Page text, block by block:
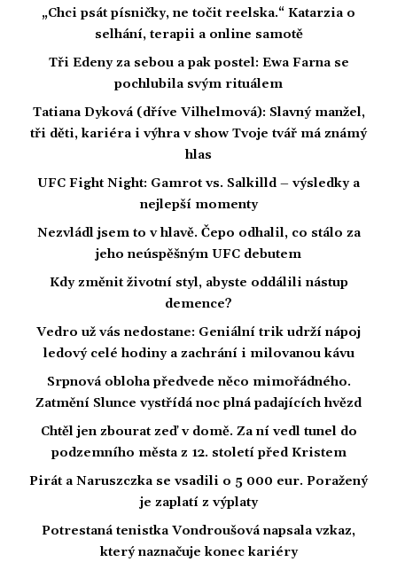
„Chci psát písničky, ne točit reelska.“ Katarzia o
selhání, terapii a online samotě
Tři Edeny za sebou a pak postel: Ewa Farna se
pochlubila svým rituálem
Tatiana Dyková (dříve Vilhelmová): Slavný manžel,
tři děti, kariéra i výhra v show Tvoje tvář má známý
hlas
UFC Fight Night: Gamrot vs. Salkilld – výsledky a
nejlepší momenty
Nezvládl jsem to v hlavě. Čepo odhalil, co stálo za
jeho neúspěšným UFC debutem
Kdy změnit životní styl, abyste oddálili nástup
demence?
Vedro už vás nedostane: Geniální trik udrží nápoj
ledový celé hodiny a zachrání i milovanou kávu
Srpnová obloha předvede něco mimořádného.
Zatmění Slunce vystřídá noc plná padajících hvězd
Chtěl jen zbourat zeď v domě. Za ní vedl tunel do
podzemního města z 12. století před Kristem
Pirát a Naruszczka se vsadili o 5 000 eur. Poražený
je zaplatí z výplaty
Potrestaná tenistka Vondroušová napsala vzkaz,
který naznačuje konec kariéry